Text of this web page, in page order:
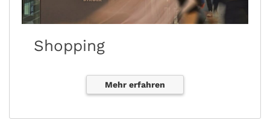
Shopping
Mehr erfahren